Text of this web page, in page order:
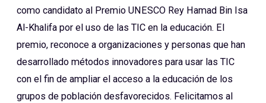
como candidato al Premio UNESCO Rey Hamad Bin Isa
Al-Khalifa por el uso de las TIC en la educación. El
premio, reconoce a organizaciones y personas que han
desarrollado métodos innovadores para usar las TIC
con el fin de ampliar el acceso a la educación de los
grupos de población desfavorecidos. Felicitamos al